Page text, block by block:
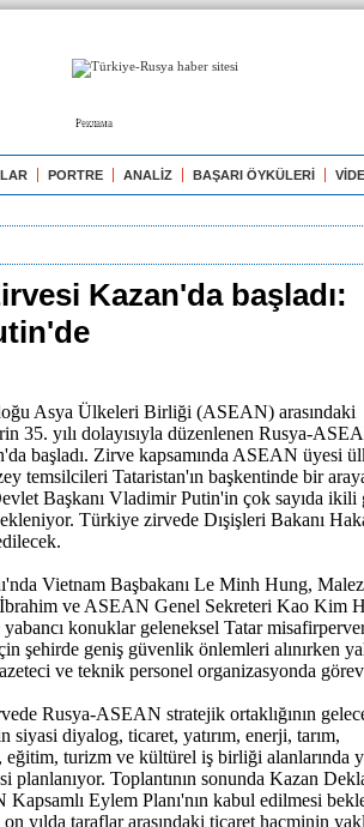
Реклама
PORTRE ANALİZ BAŞARI ÖYKÜLERİ
Kazan'da başladı:
Asya Ülkeleri Birliği (ASEAN) arasındaki
35. yılı dolayısıyla düzenlenen Rusya-
başladı. Zirve kapsamında ASEAN üyesi
temsilcileri Tataristan'ın başkentinde bir
Başkanı Vladimir Putin'in çok sayıda ikili
Türkiye zirvede Dışişleri Bakanı
Vietnam Başbakanı Le Minh Hung,
İbrahim ve ASEAN Genel Sekreteri Kao Kim
yabancı konuklar geleneksel Tatar
şehirde geniş güvenlik önlemleri alınırken
ve teknik personel organizasyonda görev
Rusya-ASEAN stratejik ortaklığının
siyasi diyalog, ticaret, yatırım, enerji, tarım,
turizm ve kültürel iş birliği alanlarında
planlanıyor. Toplantının sonunda Kazan
Eylem Planı'nın kabul edilmesi
yılda taraflar arasındaki ticaret hacminin